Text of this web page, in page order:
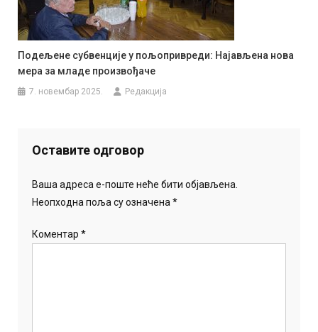
Подељене субвенције у пољопривреди: Најављена нова
мера за младе произвођаче
7. новембар 2025. Редакција
Оставите одговор
Ваша адреса е-поште неће бити објављена.
Неопходна поља су означена*
Коментар*